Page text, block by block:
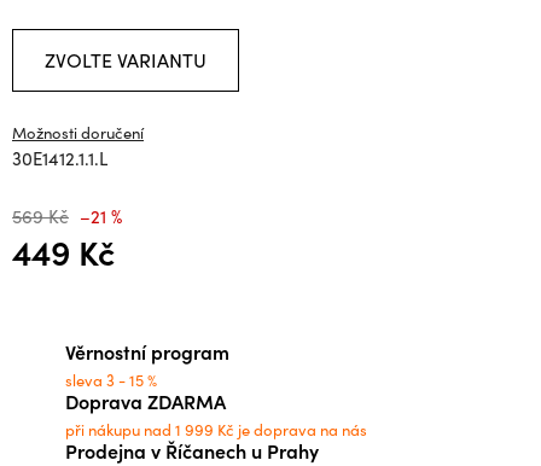
ZVOLTE VARIANTU
Možnosti doručení
30E1412.1.1.L
569 Kč –21 %
449 Kč
Věrnostní program
sleva 3 - 15 %
Doprava ZDARMA
při nákupu nad 1 999 Kč je doprava na nás
Prodejna v Říčanech u Prahy